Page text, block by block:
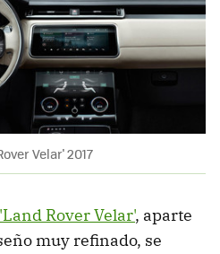
Velar' 2017
'Land Rover Velar', aparte
muy refinado, se